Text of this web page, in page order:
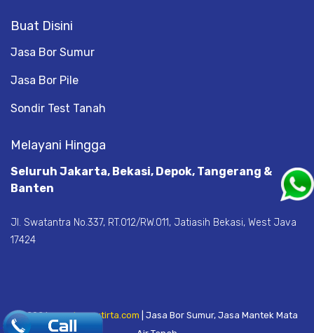
Buat Disini
Jasa Bor Sumur
Jasa Bor Pile
Sondir Test Tanah
Melayani Hingga
Seluruh Jakarta, Bekasi, Depok, Tangerang &
Banten
Jl. Swatantra No.337, RT.012/RW.011, Jatiasih Bekasi, West Java
17424
© 2026www.banyutirta.com | Jasa Bor Sumur, Jasa Mantek Mata
.